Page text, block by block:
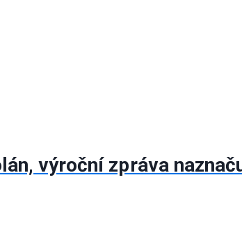
výroční zpráva